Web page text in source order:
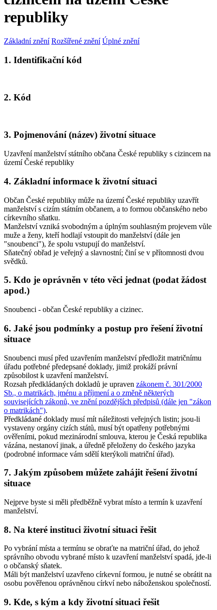
republiky
Základní znění Rozšířené znění Úplné znění
1. Identifikační kód
2. Kód
3. Pojmenování (název) životní situace
Uzavření manželství státního občana České republiky s cizincem na
území České republiky
4. Základní informace k životní situaci
Občan České republiky může na území České republiky uzavřít
manželství s cizím státním občanem, a to formou občanského nebo
církevního sňatku.
Manželství vzniká svobodným a úplným souhlasným projevem vůle
muže a ženy, kteří hodlají vstoupit do manželství (dále jen
"snoubenci"), že spolu vstupují do manželství.
Sňatečný obřad je veřejný a slavnostní; činí se v přítomnosti dvou
svědků.
5. Kdo je oprávněn v této věci jednat (podat žádost
apod.)
Snoubenci - občan České republiky a cizinec.
6. Jaké jsou podmínky a postup pro řešení životní
situace
Snoubenci musí před uzavřením manželství předložit matričnímu
úřadu potřebné předepsané doklady, jimiž prokáží právní
způsobilost k uzavření manželství.
Rozsah předkládaných dokladů je upraven zákonem č. 301/2000
Sb., o matrikách, jménu a příjmení a o změně některých
souvisejících zákonů, ve znění pozdějších předpisů (dále jen "zákon
o matrikách").
Předkládané doklady musí mít náležitosti veřejných listin; jsou-li
vystaveny orgány cizích států, musí být opatřeny potřebnými
ověřeními, pokud mezinárodní smlouva, kterou je Česká republika
vázána, nestanoví jinak, a úředně přeloženy do českého jazyka
(podrobné informace vám sdělí kterýkoli matriční úřad).
7. Jakým způsobem můžete zahájit řešení životní
situace
Nejprve byste si měli předběžně vybrat místo a termín k uzavření
manželství.
8. Na které instituci životní situaci řešit
Po vybrání místa a termínu se obraťte na matriční úřad, do jehož
správního obvodu vybrané místo k uzavření manželství spadá, jde-li
o občanský sňatek.
Máli být manželství uzavřeno církevní formou, je nutné se obrátit na
osobu pověřenou oprávněnou církví nebo náboženskou společností.
9. Kde, s kým a kdy životní situaci řešit